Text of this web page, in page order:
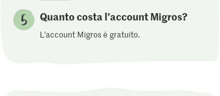
Quanto costa l'account Migros?
L'account Migros è gratuito.